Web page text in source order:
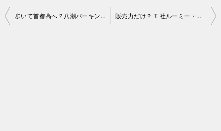
投
歩いて首都高へ？八潮パーキングエリア訪問記 販売力だけ？ T 社ルーミー・タンクが売れる理由